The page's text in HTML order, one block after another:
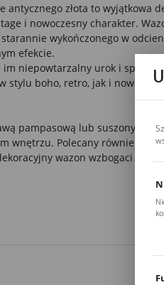
antycznego złota to wyjątkowa
i nowoczesny charakter.
wykończonego w
efekcie.
niepowtarzalny urok i
stylu boho, retro, jak i
pampasową lub suszonymi
wnętrzu. Polecany również
wazon wzbogaci